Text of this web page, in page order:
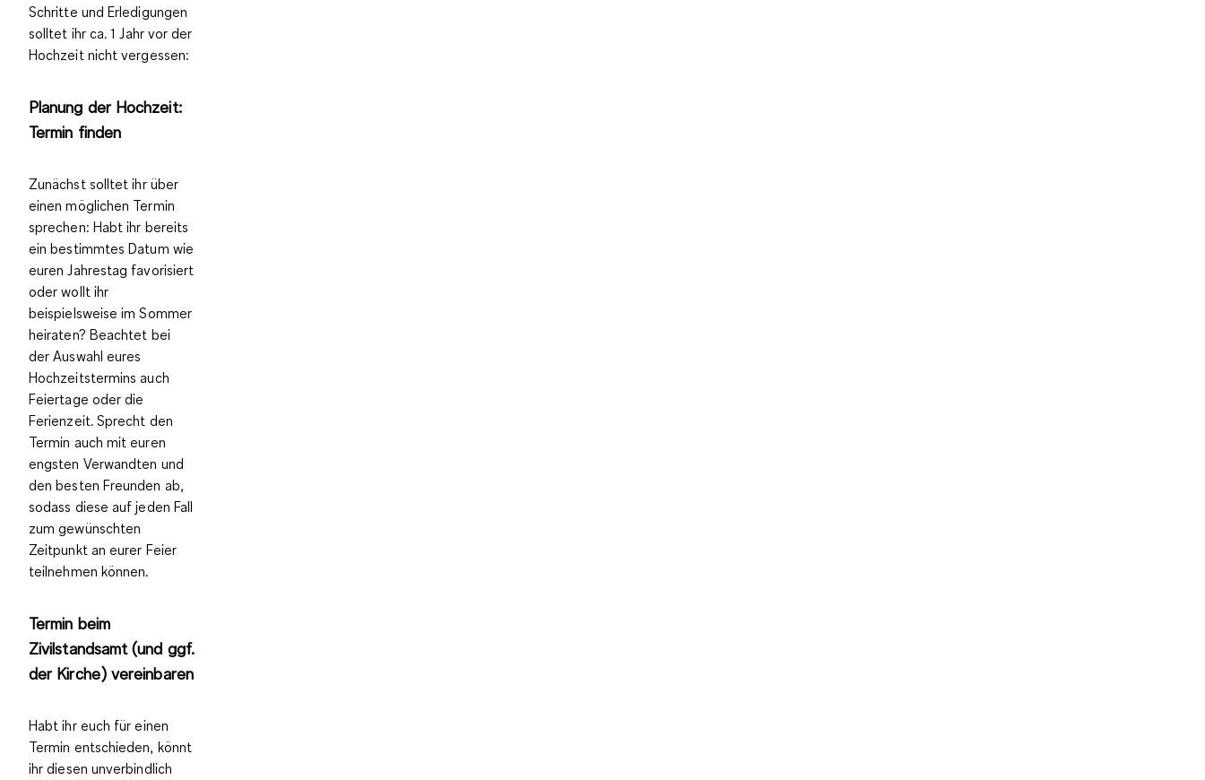
Schritte und Erledigungen
solltet ihr ca. 1 Jahr vor der
Hochzeit nicht vergessen:
Planung der Hochzeit:
Termin finden
Zunächst solltet ihr über
einen möglichen Termin
sprechen: Habt ihr bereits
ein bestimmtes Datum wie
euren Jahrestag favorisiert
oder wollt ihr
beispielsweise im Sommer
heiraten? Beachtet bei
der Auswahl eures
Hochzeitstermins auch
Feiertage oder die
Ferienzeit. Sprecht den
Termin auch mit euren
engsten Verwandten und
den besten Freunden ab,
sodass diese auf jeden Fall
zum gewünschten
Zeitpunkt an eurer Feier
teilnehmen können.
Termin beim
Zivilstandsamt (und ggf.
der Kirche) vereinbaren
Habt ihr euch für einen
Termin entschieden, könnt
ihr diesen unverbindlich